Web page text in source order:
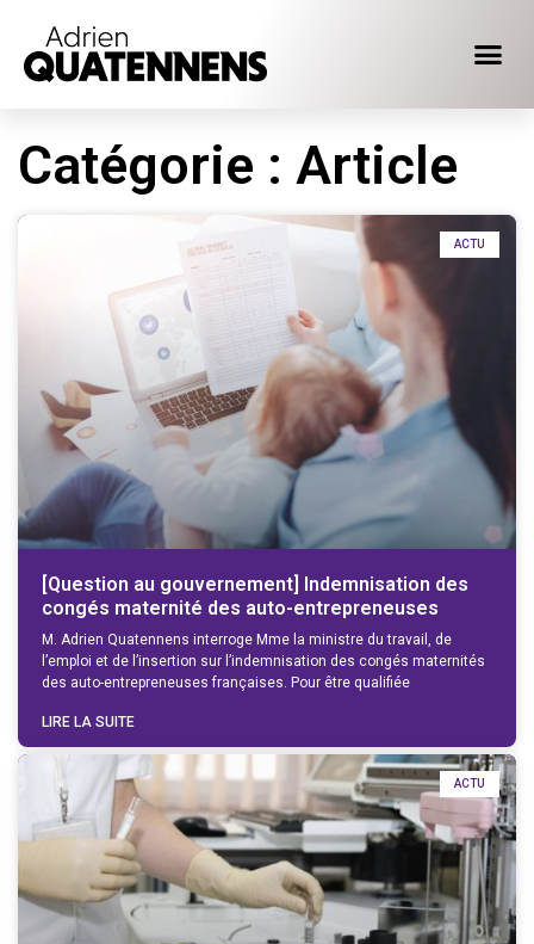
Catégorie : Article
ACTU
[Question au gouvernement] Indemnisation des
congés maternité des auto-entrepreneuses
M. Adrien Quatennens interroge Mme la ministre du travail, de
l’emploi et de l’insertion sur l’indemnisation des congés maternités
des auto-entrepreneuses françaises. Pour être qualifiée
LIRE LA SUITE
ACTU